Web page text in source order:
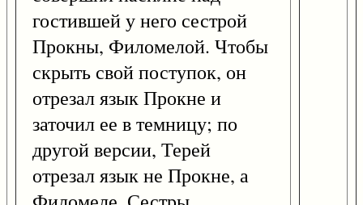
гостившей у него сестрой
Прокны, Филомелой. Чтобы
скрыть свой поступок, он
отрезал язык Прокне и
заточил ее в темницу; по
другой версии, Терей
отрезал язык не Прокне, а